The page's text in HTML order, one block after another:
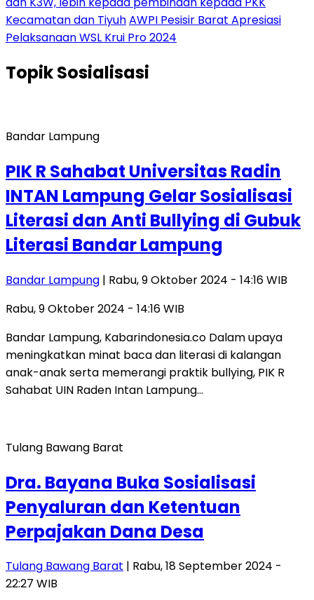
Kecamatan dan TiyuhAWPI Pesisir Barat Apresiasi
Pelaksanaan WSL Krui Pro 2024
TopikSosialisasi
Bandar Lampung
PIK R Sahabat Universitas Radin
INTAN Lampung Gelar Sosialisasi
Literasi dan Anti Bullying di Gubuk
Literasi Bandar Lampung
Bandar Lampung | Rabu, 9 Oktober 2024 - 14:16 WIB
Rabu, 9 Oktober 2024 - 14:16 WIB
Bandar Lampung, Kabarindonesia.co Dalam upaya
meningkatkan minat baca dan literasi di kalangan
anak-anak serta memerangi praktik bullying, PIK R
Sahabat UIN Raden Intan Lampung…
Tulang Bawang Barat
Dra. Bayana Buka Sosialisasi
Penyaluran dan Ketentuan
Perpajakan Dana Desa
Tulang Bawang Barat | Rabu, 18 September 2024 -
22:27 WIB